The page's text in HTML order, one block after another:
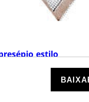
estilo